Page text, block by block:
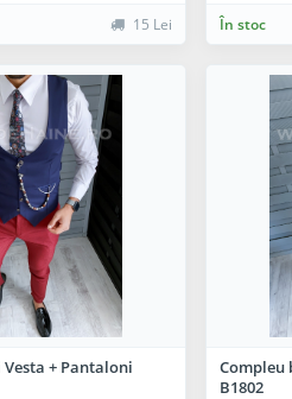
15 Lei În stoc
+ Pantaloni
Compleu
B1802